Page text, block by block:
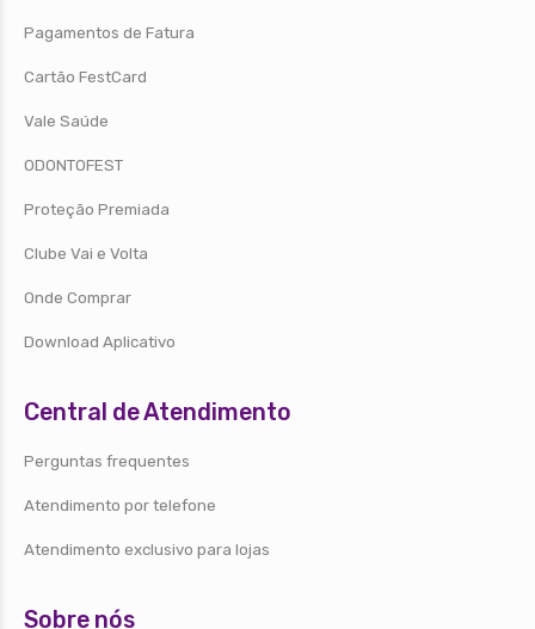
Pagamentos de Fatura
Cartão FestCard
Vale Saúde
ODONTOFEST
Proteção Premiada
Clube Vai e Volta
Onde Comprar
Download Aplicativo
Central de Atendimento
Perguntas frequentes
Atendimento por telefone
Atendimento exclusivo para lojas
Sobre nós